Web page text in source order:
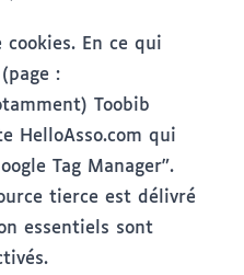
En ce qui
:
Toobib
HelloAsso.com qui
Tag Manager”.
tierce est délivré
essentiels sont